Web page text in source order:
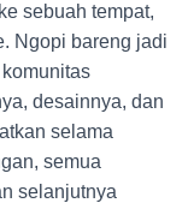
sebuah tempat,
Ngopi bareng jadi
desainnya, dan
selama
semua
selanjutnya